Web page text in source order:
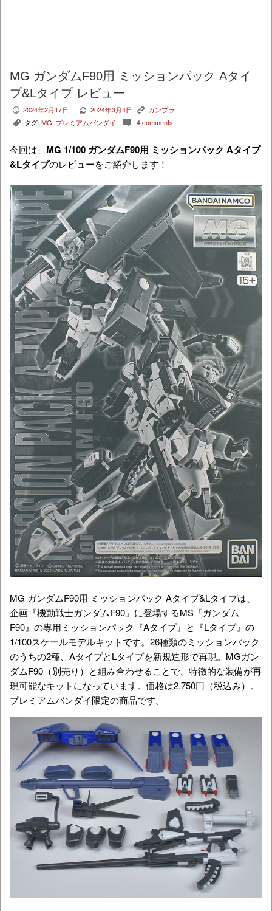
MG ガンダムF90用 ミッションパック Aタイ
プ&Lタイプ レビュー
P 2024年2月17日 V 2024年3月4日 K ガンプラ
, タグ: MG, プレミアムバンダイ c 4 comments
今回は、 MG 1/100 ガンダムF90用 ミッションパック Aタイプ
&Lタイプのレビューをご紹介します！
MG ガンダムF90用 ミッションパック Aタイプ&Lタイプは、
企画『機動戦士ガンダムF90』に登場するMS『ガンダム
F90』の専用ミッションパック『Aタイプ』と『Lタイプ』の
1/100スケールモデルキットです。26種類のミッションパック
のうちの2種、AタイプとLタイプを新規造形で再現。MGガン
ダムF90（別売り）と組み合わせることで、特徴的な装備が再
現可能なキットになっています。価格は2,750円（税込み）。
プレミアムバンダイ限定の商品です。